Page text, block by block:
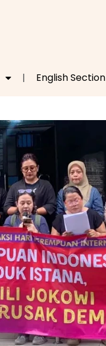
English Section